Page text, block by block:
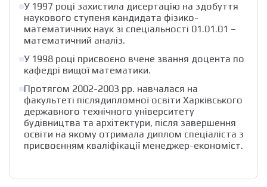
У 1997 році захистила дисертацію на здобуття
наукового ступеня кандидата фізико-
математичних наук зі спеціальності 01.01.01 –
математичний аналіз.
У 1998 році присвоєно вчене звання доцента по
кафедрі вищої математики.
Протягом 2002-2003 рр. навчалася на
факультеті післядипломної освіти Харківського
державного технічного університету
будівництва та архітектури, після завершення
освіти на якому отримала диплом спеціаліста з
присвоєнням кваліфікації менеджер-економіст.